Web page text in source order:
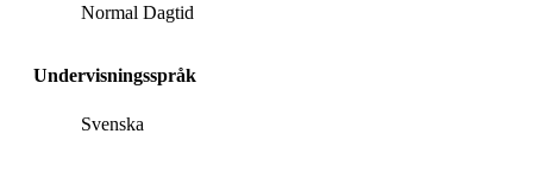
Normal Dagtid
Undervisningsspråk
Svenska